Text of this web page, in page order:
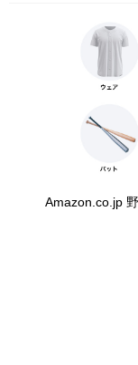
Amazon.co.jp